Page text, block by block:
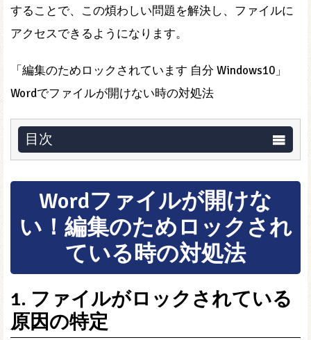
することで、この煩わしい問題を解決し、ファイルに
アクセスできるようになります。
「編集のためロックされています 自分 Windows10」
Wordでファイルが開けない時の対処法
目次
Wordファイルが開けな
い！編集のためロックされ
ている時の対処法
1. ファイルがロックされている
原因の特定